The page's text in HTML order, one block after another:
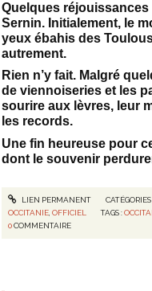
Quelques
Sernin. Initialement, le
yeux ébahis des
autrement.
Rien n’y fait. Malgré
de viennoiseries et les
sourire aux lèvres, leur
les records.
Une fin heureuse pour
dont le souvenir
LIEN PERMANENT CATÉGORIES
OCCITANIE ,OFFICIEL TAGS :
0COMMENTAIRE